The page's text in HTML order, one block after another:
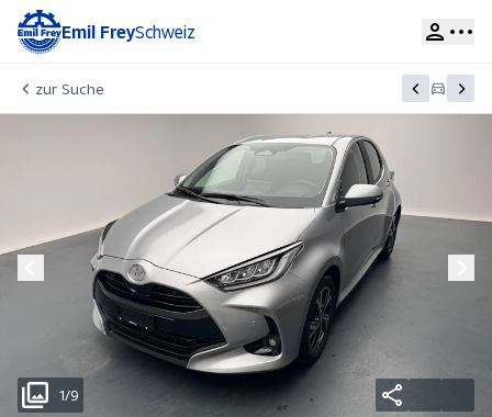
Emil FreySchweiz
zur Suche
1/9